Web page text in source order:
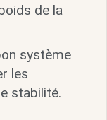
de la
système
les
stabilité.